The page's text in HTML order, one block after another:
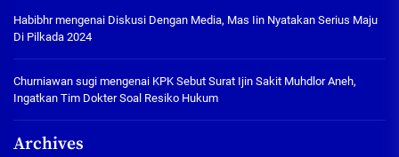
Habibhrmengenai Diskusi Dengan Media, Mas Iin Nyatakan Serius Maju
Di Pilkada 2024
Churniawan sugi mengenai KPK Sebut Surat Ijin Sakit Muhdlor Aneh,
Ingatkan Tim Dokter Soal Resiko Hukum
Archives